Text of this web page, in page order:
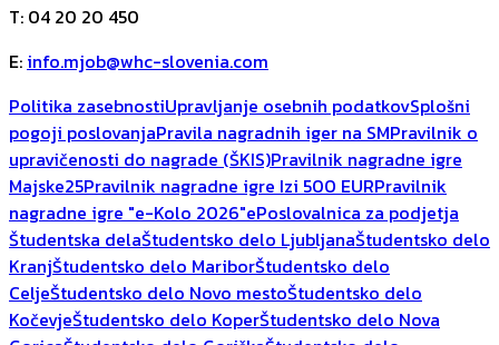
T: 04 20 20 450
E: info.mjob@whc-slovenia.com
Politika zasebnostiUpravljanje osebnih podatkovSplošni
pogoji poslovanjaPravila nagradnih iger na SMPravilnik o
upravičenosti do nagrade (ŠKIS)Pravilnik nagradne igre
Majske25Pravilnik nagradne igre Izi 500 EURPravilnik
nagradne igre "e-Kolo 2026"ePoslovalnica za podjetja
Študentska delaŠtudentsko delo LjubljanaŠtudentsko delo
KranjŠtudentsko delo MariborŠtudentsko delo
CeljeŠtudentsko delo Novo mestoŠtudentsko delo
KočevjeŠtudentsko delo KoperŠtudentsko delo Nova